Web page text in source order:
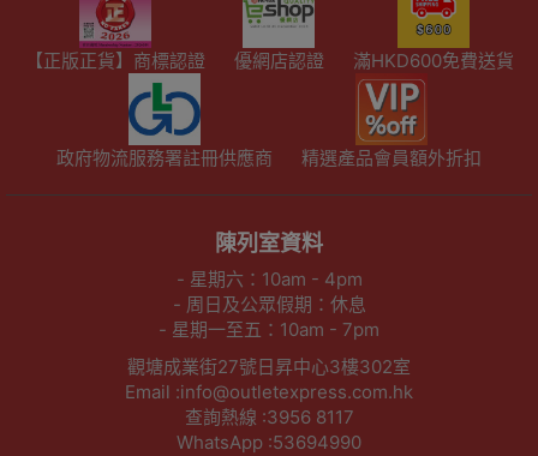
【正版正貨】商標認證 優網店認證 滿HKD600免費送貨
政府物流服務署註冊供應商 精選產品會員額外折扣
陳列室資料
- 星期六：10am - 4pm
- 周日及公眾假期：休息
- 星期一至五：10am - 7pm
觀塘成業街27號日昇中心3樓302室
Email :info@outletexpress.com.hk
查詢熱線 :3956 8117
WhatsApp :53694990